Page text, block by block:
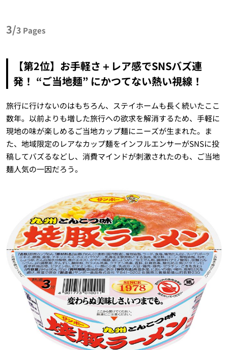
3/3 Pages
【第2位】お手軽さ＋レア感でSNSバズ連
発！ “ご当地麺” にかつてない熱い視線！
旅行に行けないのはもちろん、ステイホームも長く続いたここ
数年。以前よりも増した旅行への欲求を解消するため、手軽に
現地の味が楽しめるご当地カップ麺にニーズが生まれた。ま
た、地域限定のレアなカップ麺をインフルエンサーがSNSに投
稿してバズるなどし、消費マインドが刺激されたのも、ご当地
麺人気の一因だろう。